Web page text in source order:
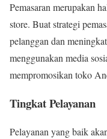
Pemasaran merupakan
store. Buat strategi
pelanggan dan
menggunakan media
mempromosikan toko
Tingkat Pelayanan
Pelayanan yang baik